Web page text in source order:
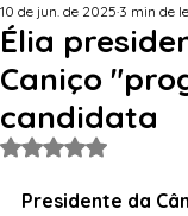
Élia
Caniço
candidata
10 de jun. de 2025 3 min de
Avaliado com NaN
Presidente da